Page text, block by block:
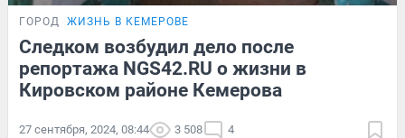
ГОРОД ЖИЗНЬ В КЕМЕРОВЕ
Следком возбудил дело после
репортажа NGS42.RU о жизни в
Кировском районе Кемерова
27 сентября, 2024, 08:44 3 508 4